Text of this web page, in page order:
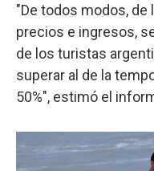
"De todos modos,
precios e ingresos,
de los turistas
superar al de la
50%", estimó el